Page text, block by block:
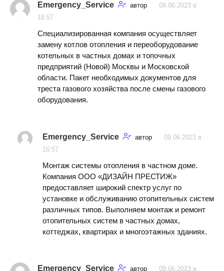
Emergency_Service автор
09.06.2023 в
16:57
Специализированная компания осуществляет
замену котлов отопления и переоборудование
котельных в частных домах и топочных
предприятий (Новой) Москвы и Московской
области. Пакет необходимых документов для
треста газового хозяйства после смены газового
оборудования.
Emergency_Service автор
09.06.2023 в
16:57
Монтаж системы отопления в частном доме.
Компания ООО «ДИЗАЙН ПРЕСТИЖ»
предоставляет широкий спектр услуг по
установке и обслуживанию отопительных систем
различных типов. Выполняем монтаж и ремонт
отопительных систем в частных домах,
коттеджах, квартирах и многоэтажных зданиях.
Emergency_Service автор 09.06.2023 в